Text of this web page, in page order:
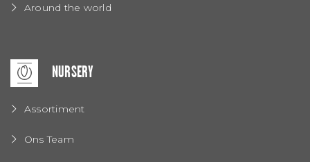
Around the world
NURSERY
Assortiment
Ons Team